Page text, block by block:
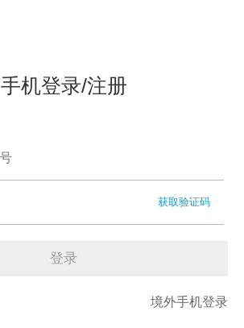
手机登录/注册
获取验证码
登录
境外手机登录